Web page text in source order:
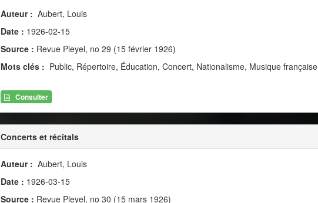
Auteur : Aubert, Louis
Date : 1926-02-15
Source : Revue Pleyel, no 29 (15 février 1926)
Mots clés : Public, Répertoire, Éducation, Concert, Nationalisme, Musique française
Consulter
Concerts et récitals
Auteur : Aubert, Louis
Date : 1926-03-15
Source : Revue Pleyel, no 30 (15 mars 1926)